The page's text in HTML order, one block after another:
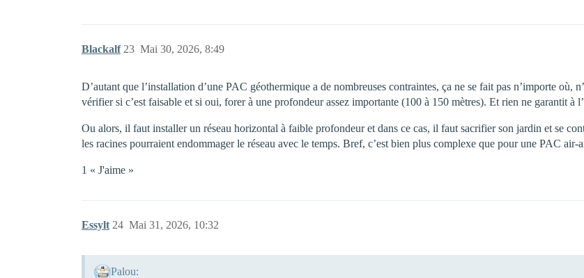
Blackalf Mai 30, 2026, 8:49
23
D’autant que l’installation d’une PAC géothermique a de nombreuses contraintes, ça ne se fait pas n’importe
vérifier si c’est faisable et si oui, forer à une profondeur assez importante (100 à 150 mètres). Et rien ne garantit à
Ou alors, il faut installer un réseau horizontal à faible profondeur et dans ce cas, il faut sacrifier son jardin et se
les racines pourraient endommager le réseau avec le temps. Bref, c’est bien plus complexe que pour une PAC air-
1 « J'aime »
Essylt Mai 31, 2026, 10:32
24
Palou: